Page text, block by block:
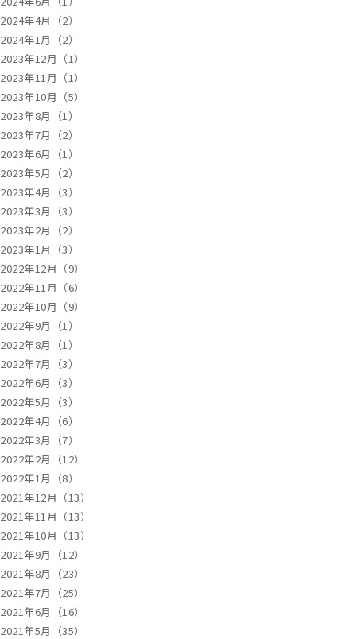
2024年4月（2）
2024年1月（2）
2023年12月（1）
2023年11月（1）
2023年10月（5）
2023年8月（1）
2023年7月（2）
2023年6月（1）
2023年5月（2）
2023年4月（3）
2023年3月（3）
2023年2月（2）
2023年1月（3）
2022年12月（9）
2022年11月（6）
2022年10月（9）
2022年9月（1）
2022年8月（1）
2022年7月（3）
2022年6月（3）
2022年5月（3）
2022年4月（6）
2022年3月（7）
2022年2月（12）
2022年1月（8）
2021年12月（13）
2021年11月（13）
2021年10月（13）
2021年9月（12）
2021年8月（23）
2021年7月（25）
2021年6月（16）
2021年5月（35）